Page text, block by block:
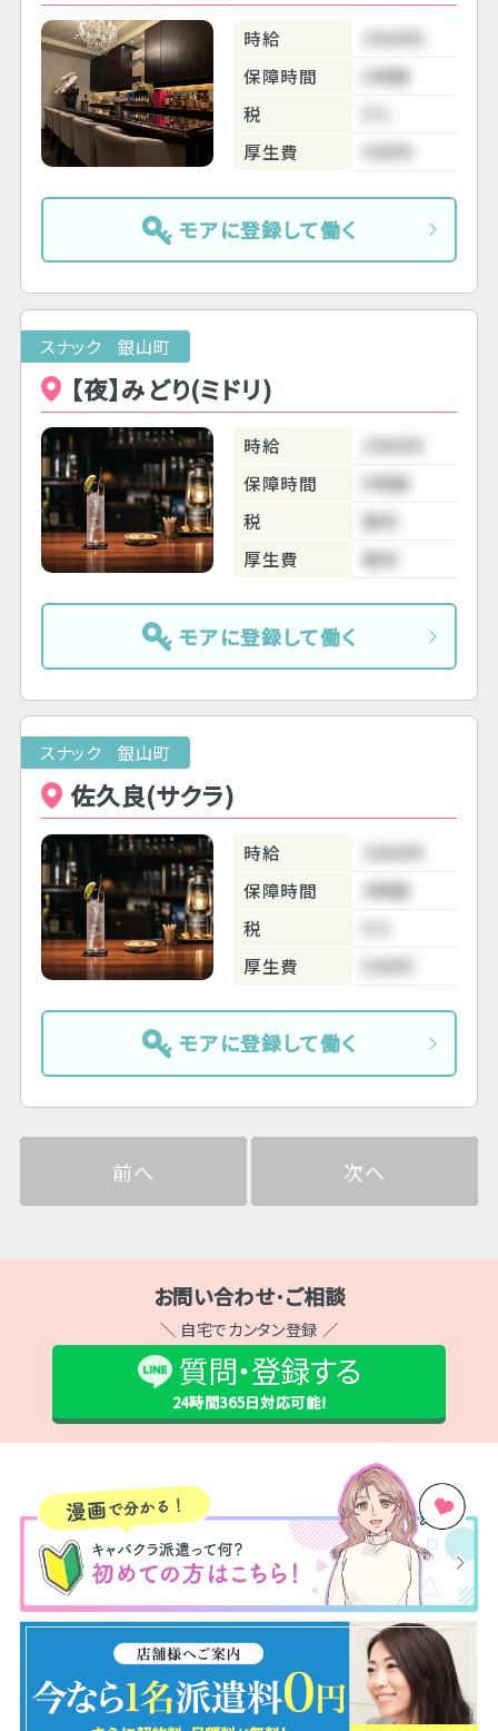
時給
2500円
保障時間
5時間
税
厚生費
500円
モアに登録して働く
スナック 銀山町
【夜】みどり(ミドリ)
時給
2000円
保障時間
5時間
税
無料
厚生費
無料
モアに登録して働く
スナック 銀山町
佐久良(サクラ)
時給
3000円
保障時間
4時間
税
5％
厚生費
500円
モアに登録して働く
前へ 次へ
お問い合わせ･ご相談
＼ 自宅でカンタン登録 ／
質問・登録する
24時間365日対応可能!